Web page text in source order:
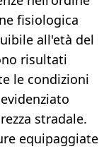
fisiologica
all'età del
risultati
le condizioni
stradale.
equipaggiate